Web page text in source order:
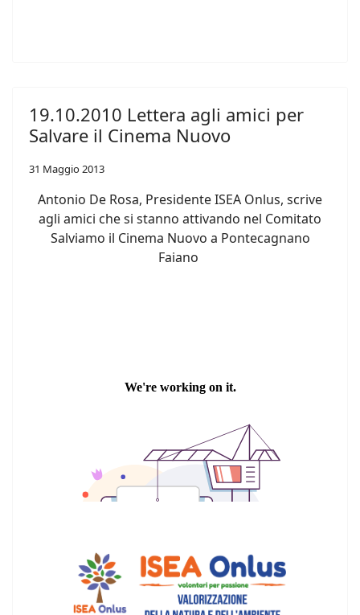
19.10.2010 Lettera agli amici per
Salvare il Cinema Nuovo
31 Maggio 2013
Antonio De Rosa, Presidente ISEA Onlus, scrive
agli amici che si stanno attivando nel Comitato
Salviamo il Cinema Nuovo a Pontecagnano
Faiano